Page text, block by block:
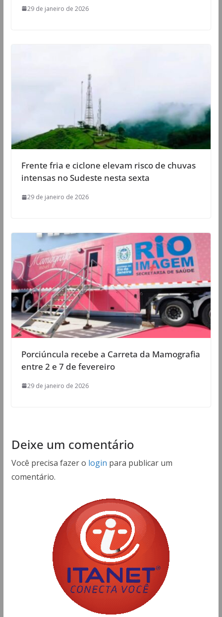
29 de janeiro de 2026
Frente fria e ciclone elevam risco de chuvas
intensas no Sudeste nesta sexta
29 de janeiro de 2026
Porciúncula recebe a Carreta da Mamografia
entre 2 e 7 de fevereiro
29 de janeiro de 2026
Deixe um comentário
Você precisa fazer o login para publicar um
comentário.